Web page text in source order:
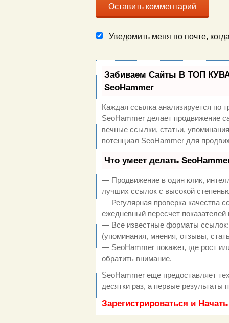
Уведомить меня по почте,
Забиваем Сайты В ТОП
SeoHammer
Каждая ссылка анализируется по
SeoHammer делает продвижение
вечные ссылки, статьи,
потенциал SeoHammer для
Что умеет делать
— Продвижение в один клик,
лучших ссылок с высокой
— Регулярная проверка качества
ежедневный пересчет показателей
— Все известные форматы
(упоминания, мнения, отзывы,
— SeoHammer покажет, где рост
обратить внимание.
SeoHammer еще предоставляет
десятки раз, а первые результаты
Зарегистрироваться и